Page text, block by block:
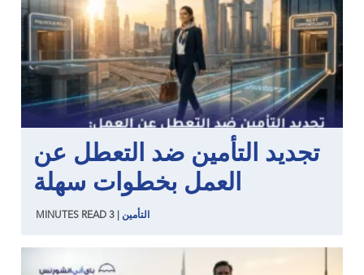
تجديد التأمين ضد التعطل عن
العمل بخطوات سهلة
التأمين 3
MINUTES READ